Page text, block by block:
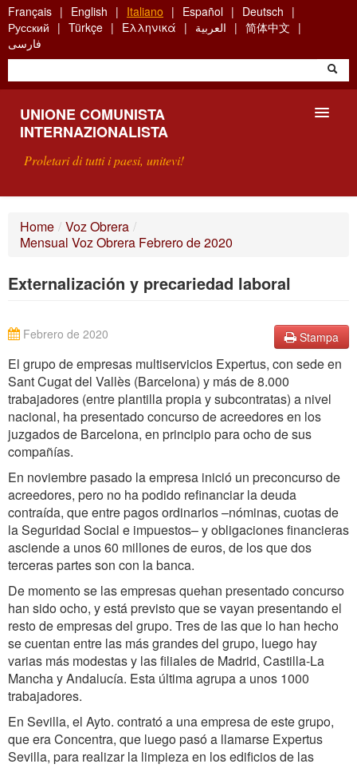
Skip
to
main
content
Français English Italiano Español
Deutsch
Русский
Türkçe Ελληνικά العربية
简体中文
فارسی
UNIONE COMUNISTA
INTERNAZIONALISTA
Proletari di tutti i paesi, unitevi!
COS'È L'UCI ?
RICERCA
Home / Voz Obrera /
Mensual Voz Obrera Febrero de 2020
Externalización y precariedad laboral
Stampa
Febrero de 2020
El grupo de empresas multiservicios Expertus, con sede en
Sant Cugat del Vallès (Barcelona) y más de 8.000
trabajadores (entre plantilla propia y subcontratas) a nivel
nacional, ha presentado concurso de acreedores en los
juzgados de Barcelona, en principio para ocho de sus
compañías.
En noviembre pasado la empresa inició un preconcurso de
acreedores, pero no ha podido refinanciar la deuda
contraída, que entre pagos ordinarios –nóminas, cuotas de
la Seguridad Social e impuestos– y obligaciones financieras
asciende a unos 60 millones de euros, de los que dos
terceras partes son con la banca.
De momento se las empresas quehan presentado concurso
han sido ocho, y está previsto que se vayan presentando el
resto de empresas del grupo. Tres de las que lo han hecho
se cuentan entre las más grandes del grupo, luego hay
varias más modestas y las filiales de Madrid, Castilla-La
Mancha y Andalucía. Esta última agrupa a unos 1000
trabajadores.
En Sevilla, el Ayto. contrató a una empresa de este grupo,
que era Concentra, que luego pasó a llamarse Expertus
Sevilla, para realizar la limpieza en los edificios de las